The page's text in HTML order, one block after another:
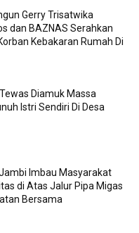
Gerry Trisatwika
dan BAZNAS Serahkan
Kebakaran Rumah Di
Diamuk Massa
Istri Sendiri Di Desa
Imbau Masyarakat
di Atas Jalur Pipa Migas
Bersama